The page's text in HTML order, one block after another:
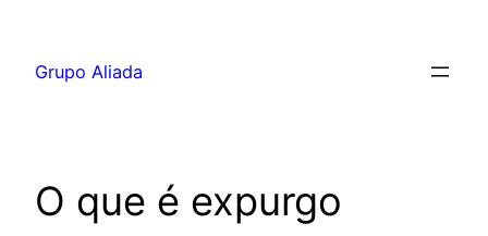
Grupo Aliada
O que é expurgo